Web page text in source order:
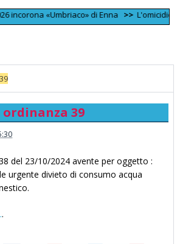
«Umbriaco» di Enna >> L'omicidio
ordinanza 39
del 23/10/2024 avente per oggetto :
urgente divieto di consumo acqua
.